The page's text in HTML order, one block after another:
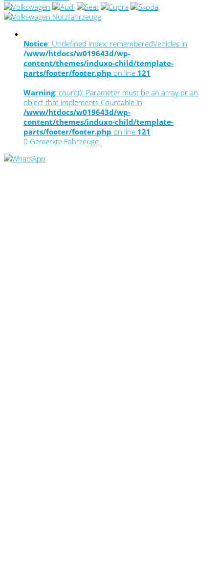
Notice: Undefined index: rememberedVehicles in
/www/htdocs/w019643d/wp-
content/themes/induxo-child/template-
parts/footer/footer.php on line 121
Warning: count(): Parameter must be an array or an
object that implements Countable in
/www/htdocs/w019643d/wp-
content/themes/induxo-child/template-
parts/footer/footer.php on line 121
0 Gemerkte Fahrzeuge